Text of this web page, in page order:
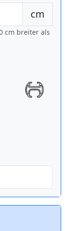
cm
cm breiter als